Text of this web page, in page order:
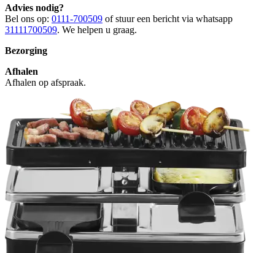
Advies nodig?
Bel ons op: 0111-700509 of stuur een bericht via whatsapp
31111700509. We helpen u graag.
Bezorging
Afhalen
Afhalen op afspraak.